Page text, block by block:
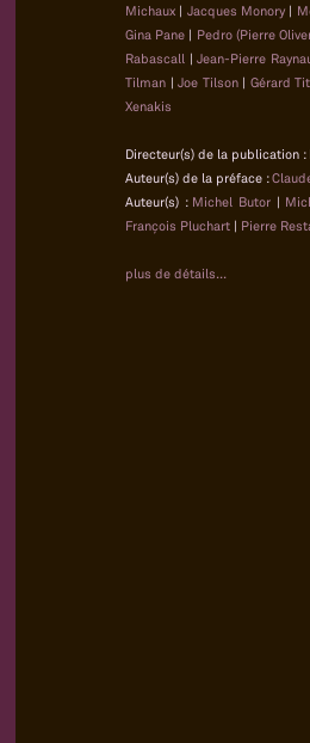
Michaux | Jacques Monory|
Gina Pane | Pedro (Pierre
Rabascall |Jean-Pierre
Tilman |Joe Tilson| Gérard
Xenakis
Directeur(s) de la publication :
Auteur(s) de la préface :
Auteur(s) : Michel Butor |
François Pluchart | Pierre
plus de détails...